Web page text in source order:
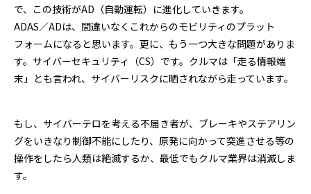
で、この技術がAD（自動運転）に進化していきます。
ADAS／ADは、間違いなくこれからのモビリティのプラット
フォームになると思います。更に、もう一つ大きな問題がありま
す。サイバーセキュリティ（CS）です。クルマは「走る情報端
末」とも言われ、サイバーリスクに晒されながら走っています。
もし、サイバーテロを考える不届き者が、ブレーキやステアリン
グをいきなり制御不能にしたり、原発に向かって突進させる等の
操作をしたら人類は絶滅するか、最低でもクルマ業界は消滅しま
す。